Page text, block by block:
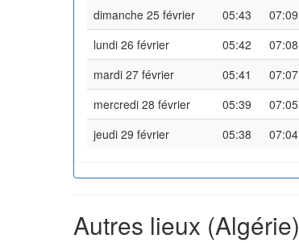
dimanche 25 février
05:43 07:09
lundi 26 février
05:42 07:08
mardi 27 février
05:41 07:07
mercredi 28 février
05:39 07:05
jeudi 29 février
05:38 07:04
Autres lieux (Algérie)